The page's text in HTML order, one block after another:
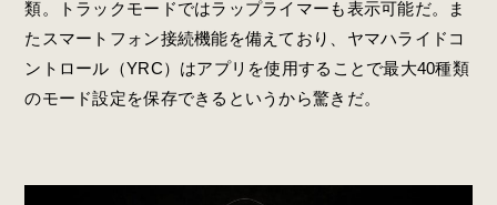
類。トラックモードではラップライマーも表示可能だ。ま
たスマートフォン接続機能を備えており、ヤマハライドコ
ントロール（YRC）はアプリを使用することで最大40種類
のモード設定を保存できるというから驚きだ。